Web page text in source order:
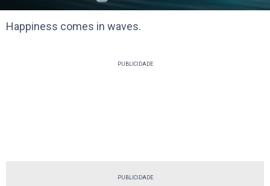
Happiness comes in waves.
PUBLICIDADE
PUBLICIDADE